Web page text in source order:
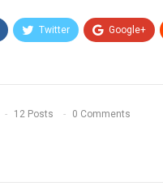
Twitter Google+
12 Posts 0 Comments